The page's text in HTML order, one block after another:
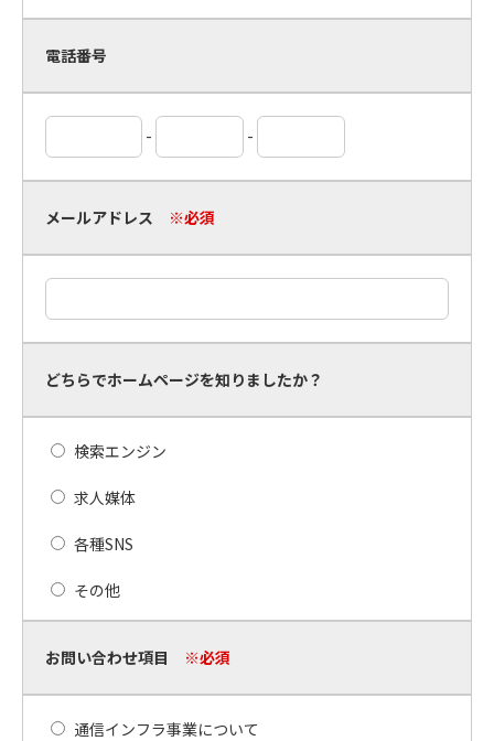
電話番号
- -
メールアドレス ※必須
どちらでホームページを知りましたか？
検索エンジン
求人媒体
各種SNS
その他
お問い合わせ項目 ※必須
通信インフラ事業について